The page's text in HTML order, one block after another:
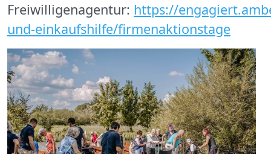
Freiwilligenagentur: https://
und-einkaufshilfe/firmenaktionstage